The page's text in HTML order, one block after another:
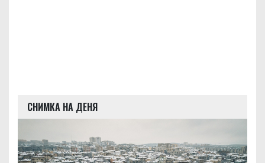
СНИМКА НА ДЕНЯ